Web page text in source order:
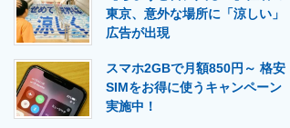
東京、意外な場所に「涼しい」
広告が出現
スマホ2GBで月額850円～ 格安
SIMをお得に使うキャンペーン
実施中！